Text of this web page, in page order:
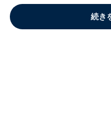
続き